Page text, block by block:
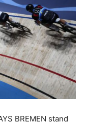
BREMEN stand